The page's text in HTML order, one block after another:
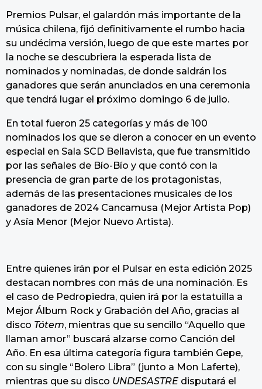
Premios Pulsar, el galardón más importante de la
música chilena, fijó definitivamente el rumbo hacia
su undécima versión, luego de que este martes por
la noche se descubriera la esperada lista de
nominados y nominadas, de donde saldrán los
ganadores que serán anunciados en una ceremonia
que tendrá lugar el próximo domingo 6 de julio.
En total fueron 25 categorías y más de 100
nominados los que se dieron a conocer en un evento
especial en Sala SCD Bellavista, que fue transmitido
por las señales de Bío-Bío y que contó con la
presencia de gran parte de los protagonistas,
además de las presentaciones musicales de los
ganadores de 2024 Cancamusa (Mejor Artista Pop)
y Asía Menor (Mejor Nuevo Artista).
Entre quienes irán por el Pulsar en esta edición 2025
destacan nombres con más de una nominación. Es
el caso de Pedropiedra, quien irá por la estatuilla a
Mejor Álbum Rock y Grabación del Año, gracias al
disco Tótem, mientras que su sencillo “Aquello que
llaman amor” buscará alzarse como Canción del
Año. En esa última categoría figura también Gepe,
con su single “Bolero Libra” (junto a Mon Laferte),
mientras que su disco UNDESASTRE disputará el